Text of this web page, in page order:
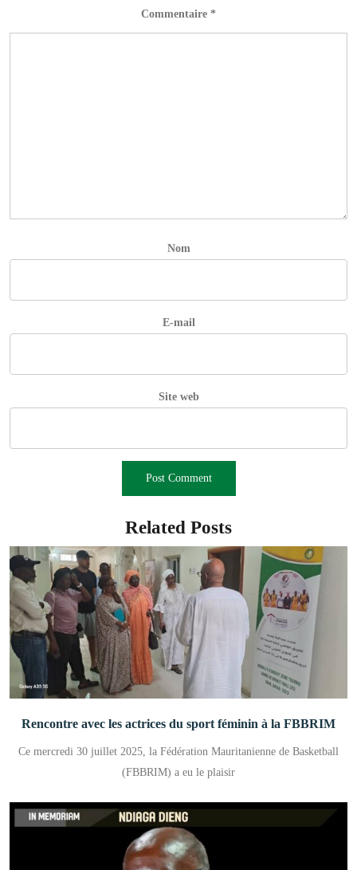
Commentaire *
Nom
E-mail
Site web
Related Posts
Rencontre avec les actrices du sport féminin à la FBBRIM
Ce mercredi 30 juillet 2025, la Fédération Mauritanienne de Basketball
(FBBRIM) a eu le plaisir